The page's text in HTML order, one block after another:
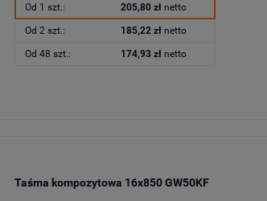
Od 1 szt.:
205,80 zł netto
Od 2 szt.: 185,22 zł netto
Od 48 szt.: 174,93 zł netto
Taśma kompozytowa 16x850 GW50KF